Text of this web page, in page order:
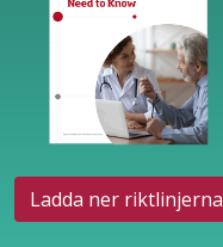
Ladda ner riktlinjerna